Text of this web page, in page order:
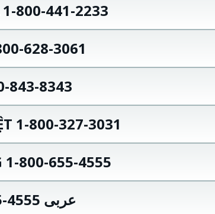
1-800-441-2233
628-3061
843-8343
1-800-327-3031
1-800-655-4555
عربى 4555-655-800-1